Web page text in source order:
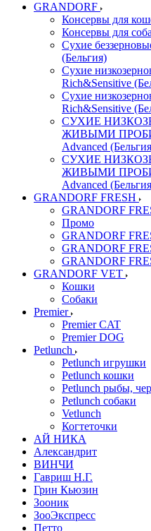
GRANDORF
Консервы для
Консервы для
Сухие
(Бельгия)
Сухие
Rich&Sensitive
Сухие
Rich&Sensitive
СУХИЕ
ЖИВЫМИ
Advanced
СУХИЕ
ЖИВЫМИ
Advanced
GRANDORF FRESH
GRANDORF
Промо
GRANDORF
GRANDORF
GRANDORF
GRANDORF VET
Кошки
Собаки
Premier
Premier CAT
Premier DOG
Petlunch
Petlunch игрушки
Petlunch кошки
Petlunch рыбы,
Petlunch собаки
Vetlunch
Когтеточки
АЙ НИКА
Александрит
ВИНЧИ
Гавриш Н.Г.
Грин Кьюзин
Зооник
ЗооЭкспресс
Петто